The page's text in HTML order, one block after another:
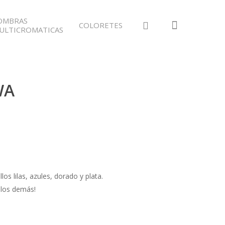
COLORETES
lilas, azules, dorado y plata.
demás!